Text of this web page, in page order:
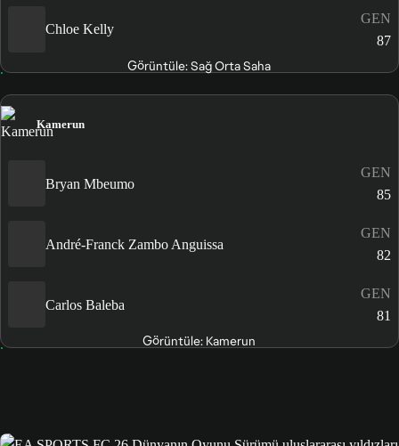
Chloe Kelly
GEN
87
Görüntüle: Sağ Orta Saha
Kamerun
Bryan Mbeumo
GEN
85
André-Franck Zambo Anguissa
GEN
82
Carlos Baleba
GEN
81
Görüntüle: Kamerun